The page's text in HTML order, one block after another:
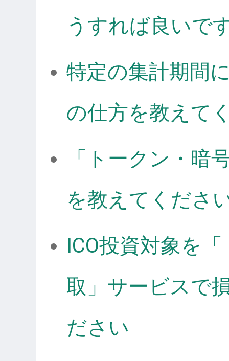
うすれば良いで
特定の集計期間
の仕方を教えて
「トークン・暗
を教えてくださ
ICO投資対象を
取」サービスで
ださい